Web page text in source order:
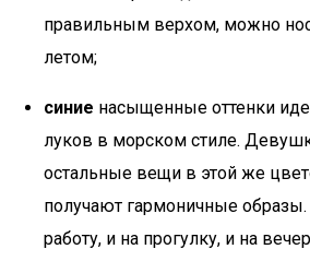
правильным верхом, можно
летом;
синие насыщенные оттенки
луков в морском стиле.
остальные вещи в этой же
получают гармоничные
работу, и на прогулку, и на